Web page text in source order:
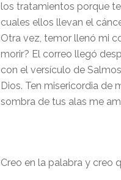
los tratamientos porque
cuales ellos llevan el
Otra vez, temor llenó mi
morir? El correo llegó
con el versículo de
Dios. Ten misericordia de
sombra de tus alas me
Creo en la palabra y creo